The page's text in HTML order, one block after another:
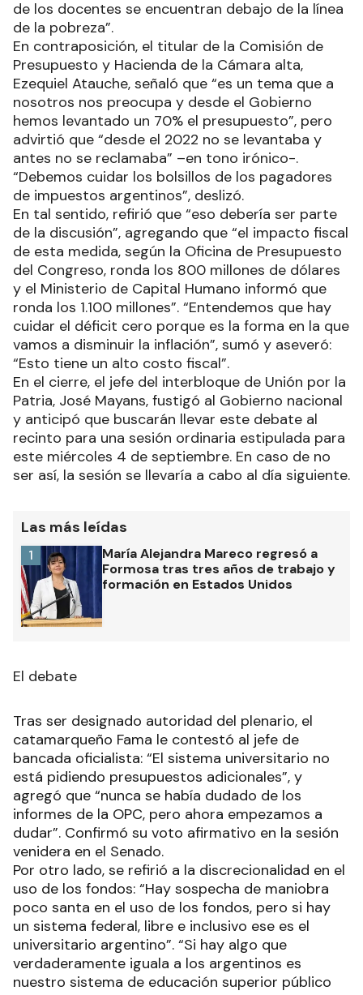
de los docentes se encuentran debajo de la línea
de la pobreza”.
En contraposición, el titular de la Comisión de
Presupuesto y Hacienda de la Cámara alta,
Ezequiel Atauche, señaló que “es un tema que a
nosotros nos preocupa y desde el Gobierno
hemos levantado un 70% el presupuesto”, pero
advirtió que “desde el 2022 no se levantaba y
antes no se reclamaba” –en tono irónico-.
“Debemos cuidar los bolsillos de los pagadores
de impuestos argentinos”, deslizó.
En tal sentido, refirió que “eso debería ser parte
de la discusión”, agregando que “el impacto fiscal
de esta medida, según la Oficina de Presupuesto
del Congreso, ronda los 800 millones de dólares
y el Ministerio de Capital Humano informó que
ronda los 1.100 millones”. “Entendemos que hay
cuidar el déficit cero porque es la forma en la que
vamos a disminuir la inflación”, sumó y aseveró:
“Esto tiene un alto costo fiscal”.
En el cierre, el jefe del interbloque de Unión por la
Patria, José Mayans, fustigó al Gobierno nacional
y anticipó que buscarán llevar este debate al
recinto para una sesión ordinaria estipulada para
este miércoles 4 de septiembre. En caso de no
ser así, la sesión se llevaría a cabo al día siguiente.
Las más leídas
María Alejandra Mareco regresó a
Formosa tras tres años de trabajo y
formación en Estados Unidos
1
El debate
Tras ser designado autoridad del plenario, el
catamarqueño Fama le contestó al jefe de
bancada oficialista: “El sistema universitario no
está pidiendo presupuestos adicionales”, y
agregó que “nunca se había dudado de los
informes de la OPC, pero ahora empezamos a
dudar”. Confirmó su voto afirmativo en la sesión
venidera en el Senado.
Por otro lado, se refirió a la discrecionalidad en el
uso de los fondos: “Hay sospecha de maniobra
poco santa en el uso de los fondos, pero si hay
un sistema federal, libre e inclusivo ese es el
universitario argentino”. “Si hay algo que
verdaderamente iguala a los argentinos es
nuestro sistema de educación superior público